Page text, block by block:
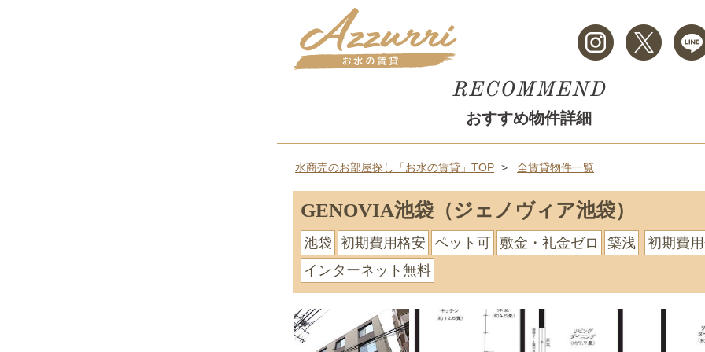
おすすめ物件詳細
水商売のお部屋探し「お水の賃貸」TOP 全賃貸物件一覧
GENOVIA池袋（ジェノヴィア池袋）
池袋 初期費用格安 ペット可 敷金・礼金ゼロ 築浅
初期費
インターネット無料